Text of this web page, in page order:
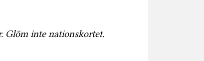
Glöm inte nationskortet.